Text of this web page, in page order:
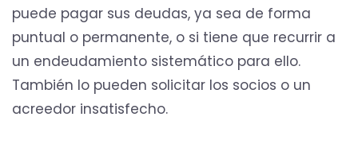
puede pagar sus deudas, ya sea de forma
puntual o permanente, o si tiene que recurrir a
un endeudamiento sistemático para ello.
También lo pueden solicitar los socios o un
acreedor insatisfecho.